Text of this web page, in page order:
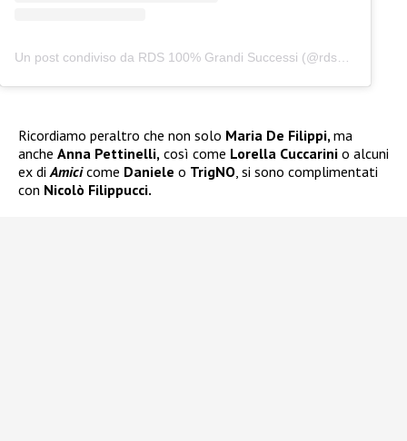
Un post condiviso da RDS 100% Grandi Successi (@rds_official)
Ricordiamo peraltro che non solo Maria De Filippi,ma
anche Anna Pettinelli, così come Lorella Cuccarini o alcuni
ex diAmicicome Daniele o TrigNO, si sono complimentati
con Nicolò Filippucci.